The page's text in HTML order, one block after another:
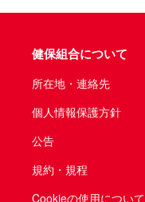
健保組合について
所在地・連絡先
個人情報保護方針
公告
規約・規程
Cookieの使用について